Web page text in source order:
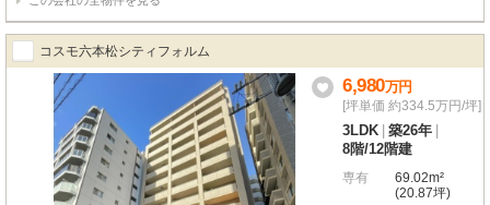
♪大濠公園まで徒歩10分圏内と、自然を身近に感じれる住環境☆都市の利便性
と自然の豊かさの両方を享受できるオススメの立地です♪ローンのことや気に
なる点は、どうぞお気軽にご相談ください☆
コスモ六本松シティフォルム
6,980万円
[坪単価 約334.5万円/坪]
3LDK 築26年
8階/12階建
専有
69.02m²
(20.87坪)